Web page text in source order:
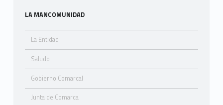
Sidebar
LA MANCOMUNIDAD
La Entidad
Saludo
Gobierno Comarcal
Junta de Comarca